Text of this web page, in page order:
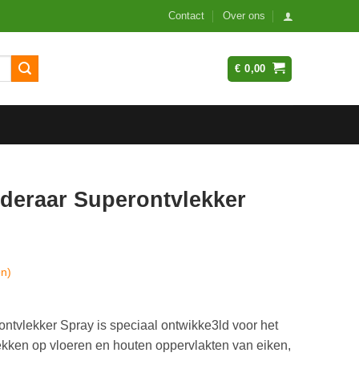
Contact Over ons
€ 0,00
Superontvlekker
Spray is speciaal ontwikke3ld voor het
op vloeren en houten oppervlakten van eiken,